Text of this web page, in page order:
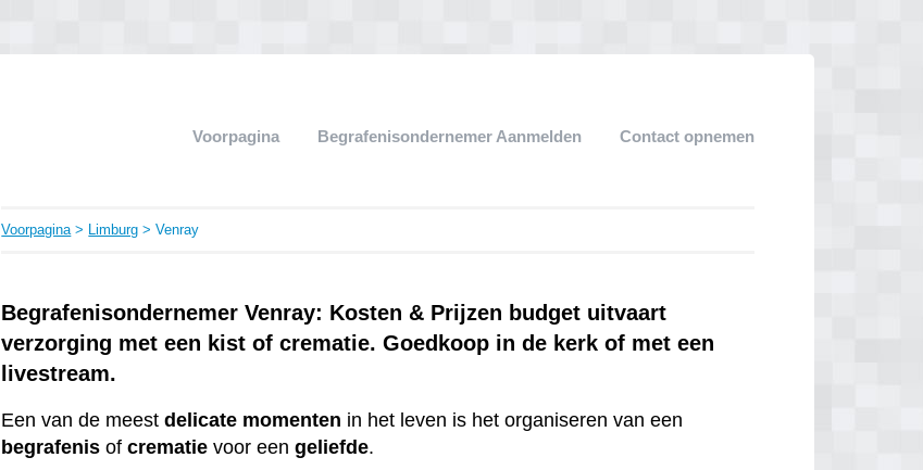
Voorpagina Begrafenisondernemer Aanmelden Contact opnemen
Voorpagina> Limburg > Venray
Begrafenisondernemer Venray: Kosten & Prijzen budget uitvaart
verzorging met een kist of crematie. Goedkoop in de kerk of met een
livestream.
Een van de meestdelicate momenten in het leven is het organiseren van een
begrafenis ofcrematie voor eengeliefde.